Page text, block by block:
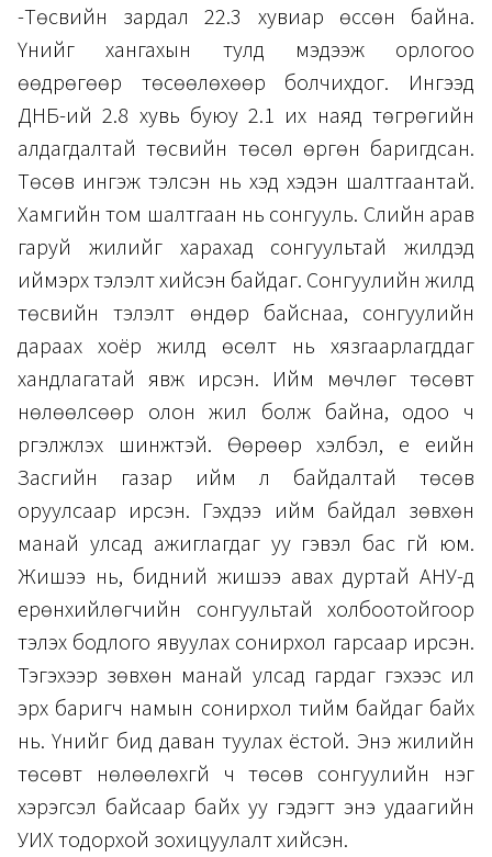
-Төсвийн зардал 22.3 хувиар өссөн байна.
Үүнийг хангахын тулд мэдээж орлогоо
өөдрөгөөр төсөөлөхөөр болчихдог. Ингээд
ДНБ-ий 2.8 хувь буюу 2.1 их наяд төгрөгийн
алдагдалтай төсвийн төсөл өргөн баригдсан.
Төсөв ингэж тэлсэн нь хэд хэдэн шалтгаантай.
Хамгийн том шалтгаан нь сонгууль. Сүүлийн арав
гаруй жилийг харахад сонгуультай жилүүдэд
иймэрхүү тэлэлт хийсэн байдаг. Сонгуулийн жилд
төсвийн тэлэлт өндөр байснаа, сонгуулийн
дараах хоёр жилд өсөлт нь хязгаарлагддаг
хандлагатай явж ирсэн. Ийм мөчлөг төсөвт
нөлөөлсөөр олон жил болж байна, одоо ч
үргэлжлэх шинжтэй. Өөрөөр хэлбэл, үе үеийн
Засгийн газар ийм л байдалтай төсөв
оруулсаар ирсэн. Гэхдээ ийм байдал зөвхөн
манай улсад ажиглагдаг уу гэвэл бас үгүй юм.
Жишээ нь, бидний жишээ авах дуртай АНУ-д
ерөнхийлөгчийн сонгуультай холбоотойгоор
тэлэх бодлого явуулах сонирхол гарсаар ирсэн.
Тэгэхээр зөвхөн манай улсад гардаг гэхээс илүү
эрх баригч намын сонирхол тийм байдаг байх
нь. Үүнийг бид даван туулах ёстой. Энэ жилийн
төсөвт нөлөөлөхгүй ч төсөв сонгуулийн нэг
хэрэгсэл байсаар байх уу гэдэгт энэ удаагийн
УИХ тодорхой зохицуулалт хийсэн.